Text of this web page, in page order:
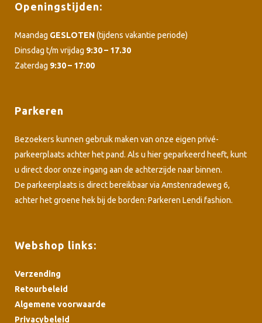
Openingstijden:
Maandag GESLOTEN(tijdens vakantie periode)
Dinsdag t/m vrijdag 9:30 – 17.30
Zaterdag 9:30 – 17:00
Parkeren
Bezoekers kunnen gebruik maken van onze eigen privé-
parkeerplaats achter het pand. Als u hier geparkeerd heeft, kunt
u direct door onze ingang aan de achterzijde naar binnen.
De parkeerplaats is direct bereikbaar via Amstenradeweg 6,
achter het groene hek bij de borden: Parkeren Lendi fashion.
Webshop links:
Verzending
Retourbeleid
Algemene voorwaarde
Privacybeleid